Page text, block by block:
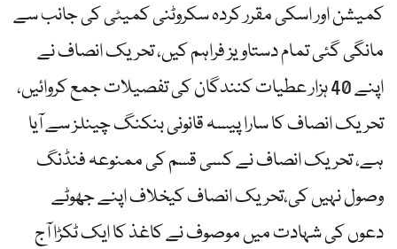
کمیشن اور اسکی مقرر کردہ سکروٹنی کمیٹی کی جانب سے
مانگی گئی تمام دستاویز فراہم کیں، تحریک انصاف نے
اپنے 40 ہزار عطیات کنندگان کی تفصیلات جمع کروائیں،
تحریک انصاف کا سارا پیسہ قانونی بنکنگ چینلز سے آیا
ہے، تحریک انصاف نے کسی قسم کی ممنوعہ فنڈنگ
وصول نہیں کی،تحریک انصاف کیخلاف اپنے جھوٹے
دعوں کی شہادت میں موصوف نے کاغذ کا ایک ٹکڑا آج